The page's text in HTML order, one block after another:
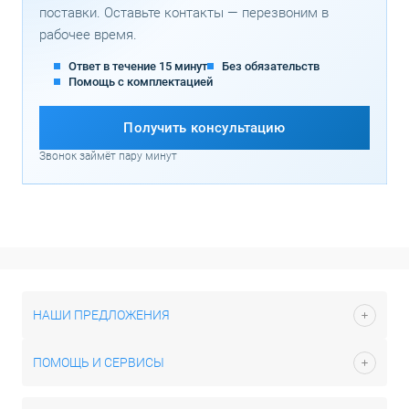
поставки. Оставьте контакты — перезвоним в
рабочее время.
Ответ в течение 15 минут
Без обязательств
Помощь с комплектацией
Получить консультацию
Звонок займёт пару минут
НАШИ ПРЕДЛОЖЕНИЯ
ПОМОЩЬ И СЕРВИСЫ